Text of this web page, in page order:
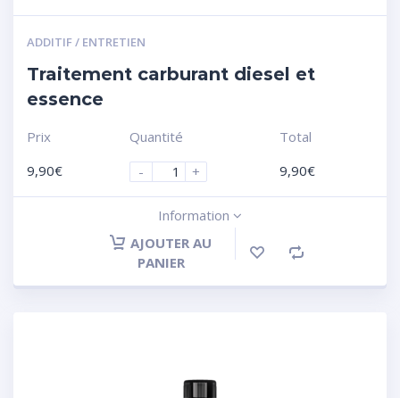
ADDITIF / ENTRETIEN
Traitement carburant diesel et
essence
Prix
9,90€
Quantité
-
+
Total
9,90€
Information
AJOUTER AU
PANIER